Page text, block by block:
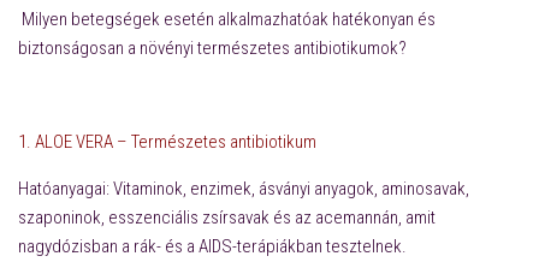
Milyen betegségek esetén alkalmazhatóak hatékonyan és
biztonságosan a növényi természetes antibiotikumok?
1. ALOE VERA – Természetes antibiotikum
Hatóanyagai: Vitaminok, enzimek, ásványi anyagok, aminosavak,
szaponinok, esszenciális zsírsavak és az acemannán, amit
nagydózisban a rák- és a AIDS-terápiákban tesztelnek.